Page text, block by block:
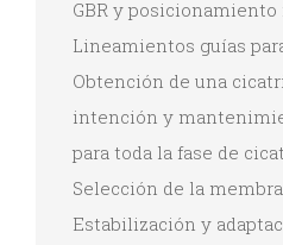
GBR y
Lineamientos guías
Obtención de una
intención y
para toda la fase de
Selección de la
Estabilización y